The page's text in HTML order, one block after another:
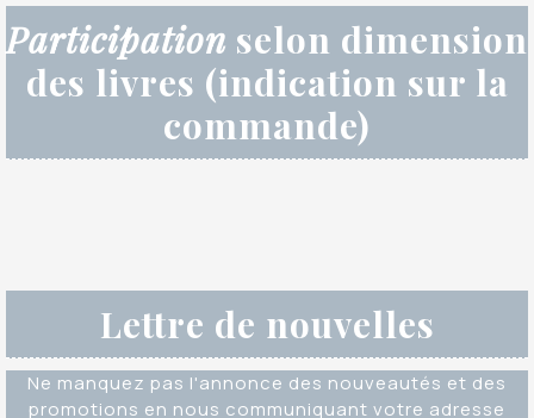
Participation selon dimension
des livres (indication sur la
commande)
Lettre de nouvelles
Ne manquez pas l'annonce des nouveautés et des
promotions en nous communiquant votre adresse